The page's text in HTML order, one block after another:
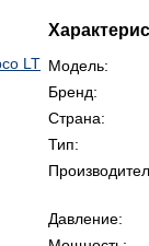
Модель:
Бренд:
Страна:
Тип:
Давление: